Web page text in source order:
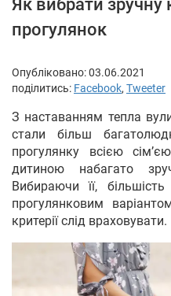
прогулянок
Опубліковано:03.06.2021
поділитись: Facebook, Tweeter
З наставанням тепла
стали більш
прогулянку всією
дитиною набагато
Вибираючи її,
прогулянковим
критерії слід враховувати.